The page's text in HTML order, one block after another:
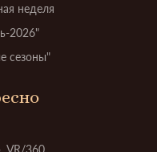
неделя
2026"
сезоны"
VR/360